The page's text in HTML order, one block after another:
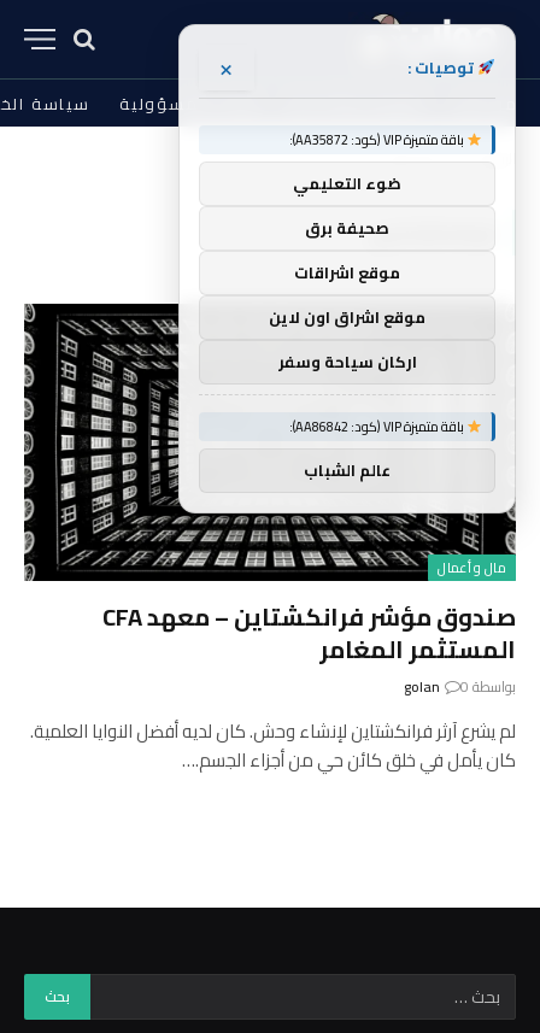
من نحن الشروط والأحكام إخلاء المسؤولية سياسة
الرئيسية » فرانكشتاين
فرانكشتاين
مال و أعمال
صندوق مؤشر فرانكشتاين – معهد CFA
المستثمر المغامر
بواسطة golan 0
لم يشرع آرثر فرانكشتاين لإنشاء وحش. كان لديه أفضل النوايا العلمية.
كان يأمل في خلق كائن حي من أجزاء الجسم.…
توصيات : ×
باقة متميزة VIP (كود: AA35872):
ضوء التعليمي
صحيفة برق
موقع اشراقات
موقع اشراق اون لاين
اركان سياحة وسفر
باقة متميزة VIP (كود: AA86842):
عالم الشباب